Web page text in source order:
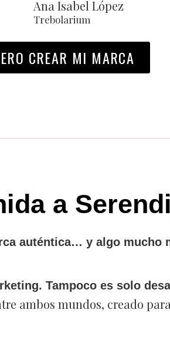
Ana Isabel López
Trebolarium
CREAR MI MARCA
a
auténtica… y algo mucho
Tampoco es solo
ambos mundos, creado